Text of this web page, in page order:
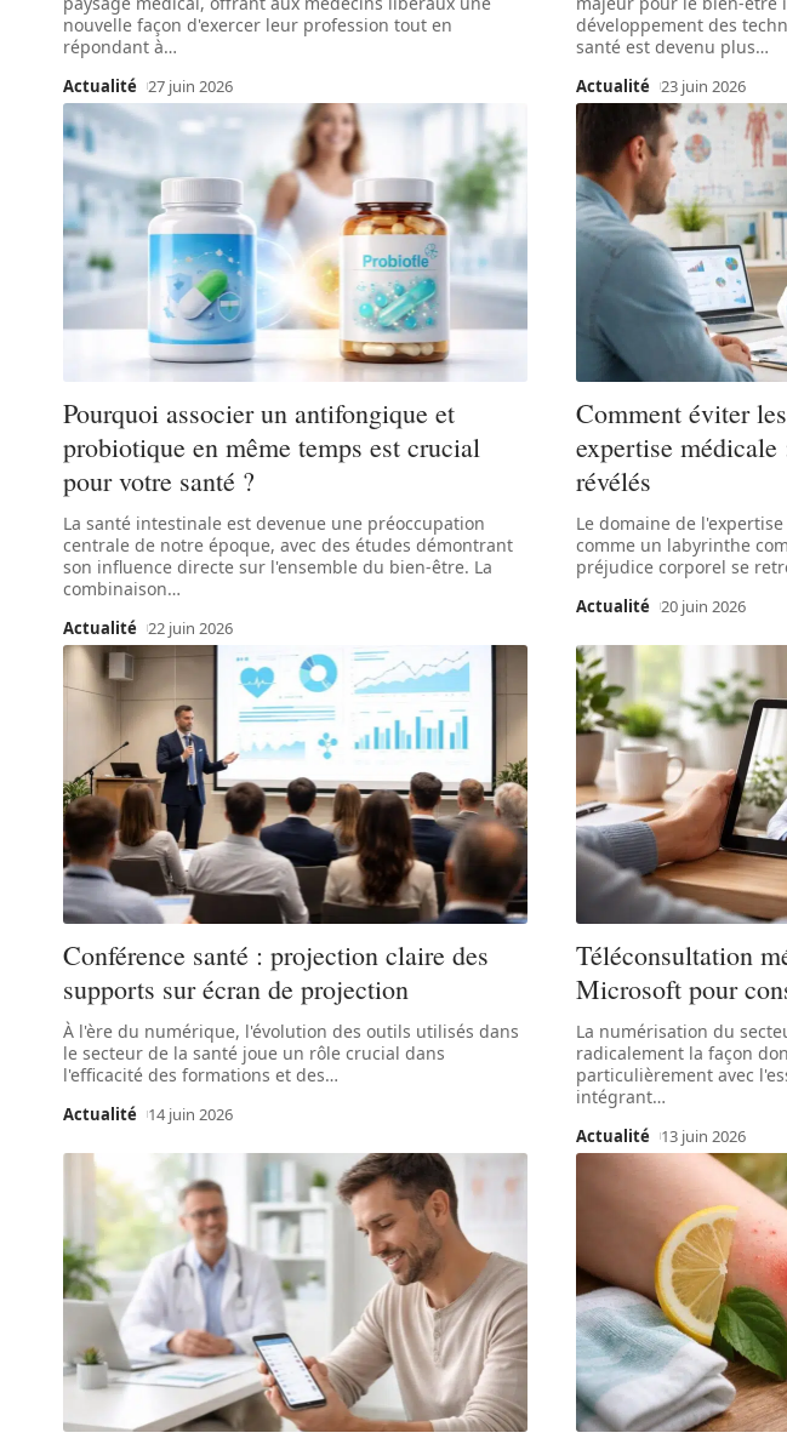
nouvelle façon d'exercer leur profession tout en
répondant à…
Actualité 27 juin 2026
développement des
santé est devenu plus…
Actualité 23 juin 2026
Pourquoi associer un antifongique et
probiotique en même temps est crucial
pour votre santé ?
La santé intestinale est devenue une préoccupation
centrale de notre époque, avec des études démontrant
son influence directe sur l'ensemble du bien-être. La
combinaison…
Actualité 22 juin 2026
Comment éviter
expertise médicale
révélés
Le domaine de
comme un labyrinthe
préjudice corporel se
Actualité 20 juin 2026
Conférence santé : projection claire des
supports sur écran de projection
À l'ère du numérique, l'évolution des outils utilisés dans
le secteur de la santé joue un rôle crucial dans
l'efficacité des formations et des…
Actualité 14 juin 2026
Téléconsultation
Microsoft pour
La numérisation du
radicalement la façon
particulièrement avec
intégrant…
Actualité 13 juin 2026